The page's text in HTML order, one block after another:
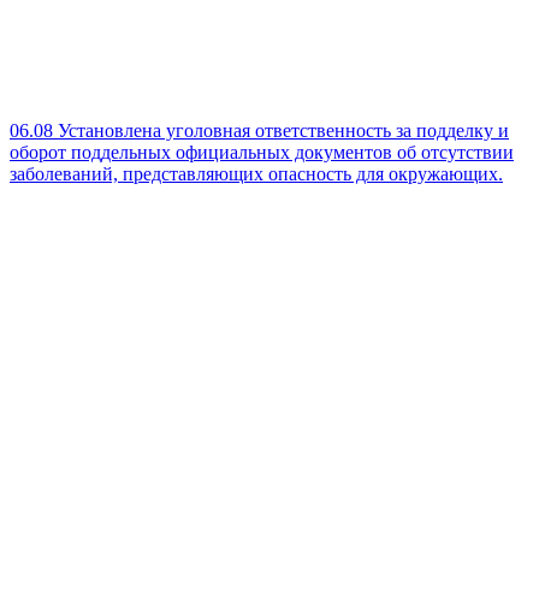
06.08 Установлена уголовная ответственность за подделку и
оборот поддельных официальных документов об отсутствии
заболеваний, представляющих опасность для окружающих.